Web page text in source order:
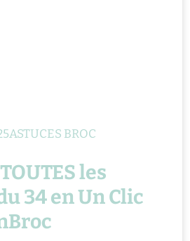
ASTUCES BROC
les
34 en Un Clic